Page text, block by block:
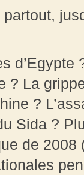
? La
?
Sida ?
de 2008